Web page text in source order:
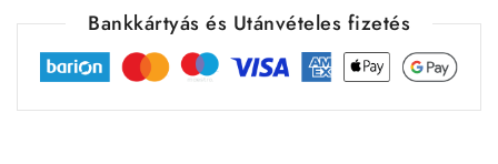
Bankkártyás és Utánvételes fizetés